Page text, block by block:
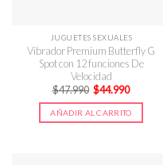
JUGUETES SEXUALES
Vibrador Premium Butterfly G
Spot con 12 funciones De
Velocidad
$47.990 El
precio
original
era:
$47.990.
$44.990El
actual
es:
$44.990.
AÑADIR AL CARRITO